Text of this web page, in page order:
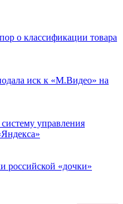
о классификации товара
иск к «М.Видео» на
управления
российской «дочки»